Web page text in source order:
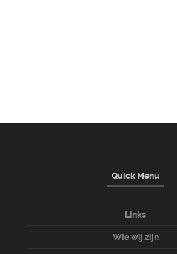
Quick Menu
Links
Wie wij zijn